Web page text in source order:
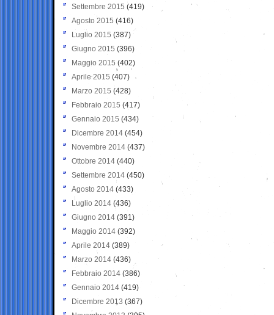
Settembre 2015 (419)
Agosto 2015 (416)
Luglio 2015 (387)
Giugno 2015 (396)
Maggio 2015 (402)
Aprile 2015 (407)
Marzo 2015 (428)
Febbraio 2015 (417)
Gennaio 2015 (434)
Dicembre 2014 (454)
Novembre 2014 (437)
Ottobre 2014 (440)
Settembre 2014 (450)
Agosto 2014 (433)
Luglio 2014 (436)
Giugno 2014 (391)
Maggio 2014 (392)
Aprile 2014 (389)
Marzo 2014 (436)
Febbraio 2014 (386)
Gennaio 2014 (419)
Dicembre 2013 (367)